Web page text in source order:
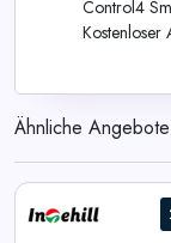
Control4
Kostenloser
Ähnliche Angebote